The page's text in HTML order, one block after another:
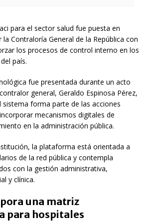
para el sector salud fue puesta en
la Contraloría General de la República con
los procesos de control interno en los
país.
fue presentada durante un acto
general, Geraldo Espinosa Pérez,
sistema forma parte de las acciones
mecanismos digitales de
en la administración pública.
la plataforma está orientada a
de la red pública y contempla
con la gestión administrativa,
y clínica.
una matriz
para hospitales